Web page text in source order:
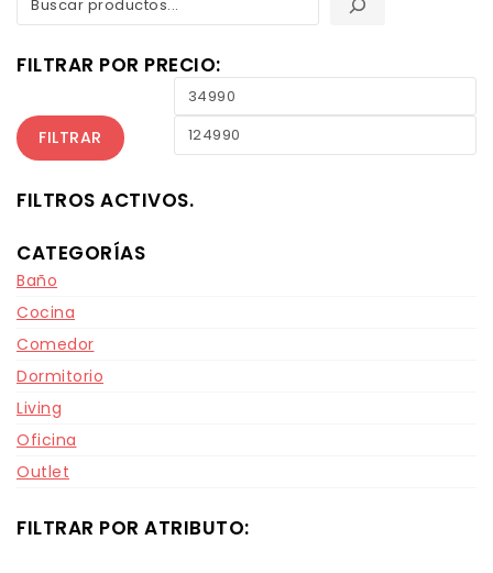
FILTRAR POR PRECIO:
FILTRAR
FILTROS ACTIVOS.
CATEGORÍAS
Baño
Cocina
Comedor
Dormitorio
Living
Oficina
Outlet
FILTRAR POR ATRIBUTO: